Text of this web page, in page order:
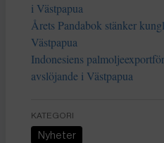
i Västpapua
Årets Pandabok stänker
Västpapua
Indonesiens
avslöjande i Västpapua
KATEGORI
Nyheter